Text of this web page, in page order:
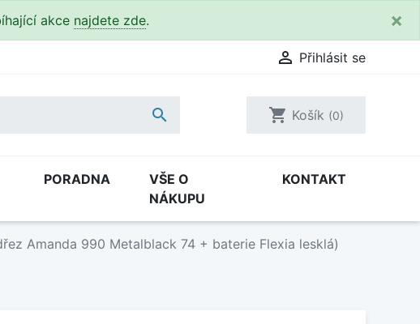
akce najdete zde. ×
 Přihlásit se
 shopping_cart Košík (0)
PORADNA
VŠE O
NÁKUPU
KONTAKT
Amanda 990 Metalblack 74 + baterie Flexia lesklá)